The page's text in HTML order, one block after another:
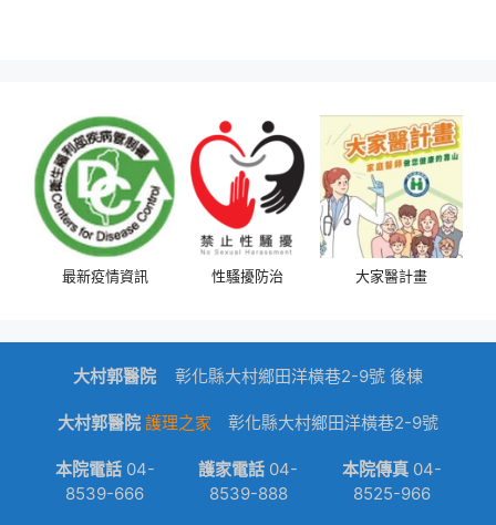
最新疫情資訊 性騷擾防治 大家醫計畫
大村郭醫院 彰化縣大村鄉田洋橫巷2-9號 後棟
大村郭醫院 護理之家 彰化縣大村鄉田洋橫巷2-9號
本院電話04-
8539-666
護家電話 04-
8539-888
本院傳真04-
8525-966